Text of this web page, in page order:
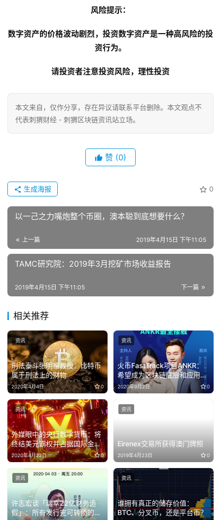
风险提示：
数字资产的价格波动剧烈，投资数字资产是一种高风险的投
资行为。
请投资者注意投资风险，理性投资
本文来自 ，仅作分享，存在异议请联系平台删除。本文观点不
代表刺猬财经 - 刺猬区块链资讯站立场。
赞 (0)
0
生成海报
以一己之力嘴炮整个币圈，澳本聪到底想要什么？
上一篇 2019年4月15日 下午11:05
TAMC研究院：2019年3月挖矿市场收益报告
下一篇
2019年4月15日 下午11:05
相关推荐
刑法泰斗张明楷教授：比特币
属于刑法上的财物
2020年4月4日 0
资讯
火币FastTrack项目ANKR：
希望成为区块链底层和应用层
的基础设施提供商
2020年9月2日 0
资讯
外媒眼中的央行数字货币：将
终结美元霸权并占据国际金融
主导地位
2020年4月22日 0
资讯
Eirenex交易所获得澳门牌照
2019年4月23日 0
资讯
许志宏谈「瑞幸22亿财务造
假」：所有发行完可转债的公
资讯
谁拥有真正的储存价值：
BTC、分叉币，还是平台币？
资讯